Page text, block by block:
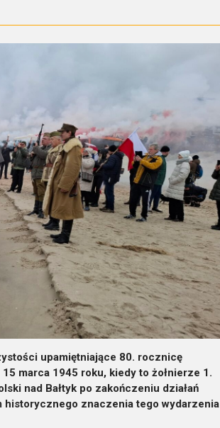
upamiętniające 80. rocznicę
marca 1945 roku, kiedy to żołnierze 1.
nad Bałtyk po zakończeniu działań
historycznego znaczenia tego wydarzenia